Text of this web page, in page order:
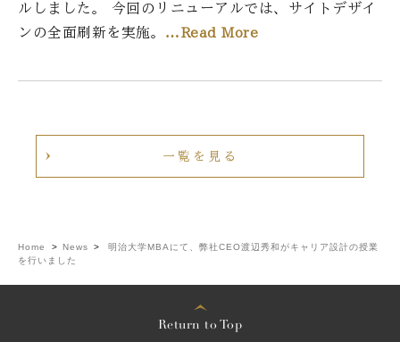
ルしました。 今回のリニューアルでは、サイトデザイ
ンの全面刷新を実施。 …Read More
一覧を見る
Home > News >
明治大学MBAにて、弊社CEO渡辺秀和がキャリア設計の授業
を行いました
Return to Top